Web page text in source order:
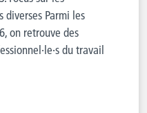
diverses Parmi les
on retrouve des
du travail